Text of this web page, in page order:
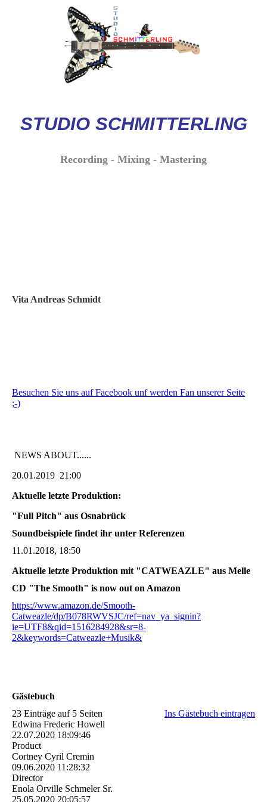
STUDIO SCHMITTERLING
Recording - Mixing - Mastering
Vita Andreas Schmidt
Besuchen Sie uns auf Facebook unf werden Fan unserer Seite
;-)
NEWS ABOUT......
20.01.2019 21:00
Aktuelle letzte Produktion:
"Full Pitch" aus Osnabrück
Soundbeispiele findet ihr unter Referenzen
11.01.2018, 18:50
Aktuelle letzte Produktion mit "CATWEAZLE" aus Melle
CD "The Smooth" is now out on Amazon
https://www.amazon.de/Smooth-
Catweazle/dp/B078RWVSJC/ref=nav_ya_signin?
ie=UTF8&qid=1516284928&sr=8-
2&keywords=Catweazle+Musik&
Gästebuch
23 Einträge auf 5 Seiten
Ins Gästebuch eintragen
Edwina Frederic Howell
22.07.2020 18:09:46
Product
Cortney Cyril Cremin
09.06.2020 11:28:32
Director
Enola Orville Schmeler Sr.
25.05.2020 20:05:57